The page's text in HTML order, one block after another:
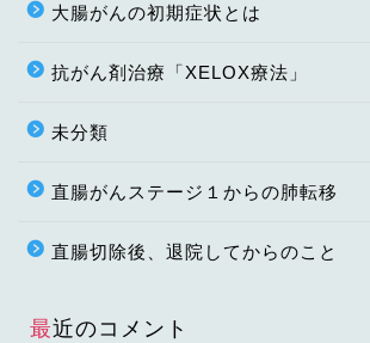
大腸がんの初期症状とは
抗がん剤治療「XELOX療法」
未分類
直腸がんステージ１からの肺転移
直腸切除後、退院してからのこと
最近のコメント